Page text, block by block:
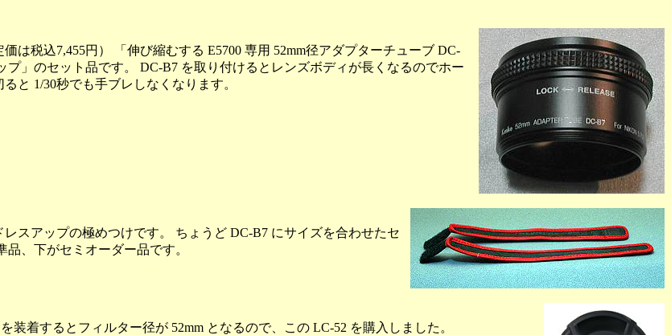
は税込7,455円） 「伸び縮むする E5700 専用 52mm径アダプターチューブ DC-
」のセット品です。 DC-B7 を取り付けるとレンズボディが長くなるのでホー
と 1/30秒でも手ブレしなくなります。
スアップの極めつけです。 ちょうど DC-B7 にサイズを合わせたセ
、下がセミオーダー品です。
装着するとフィルター径が 52mm となるので、この LC-52 を購入しました。